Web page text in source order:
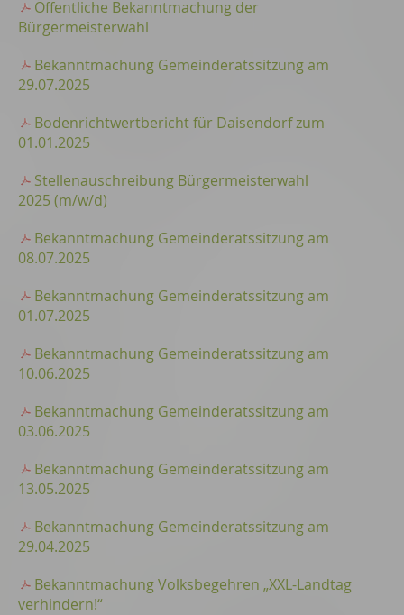
Öffentliche Bekanntmachung der
Bürgermeisterwahl
Bekanntmachung Gemeinderatssitzung am
29.07.2025
Bodenrichtwertbericht für Daisendorf zum
01.01.2025
Stellenauschreibung Bürgermeisterwahl
2025 (m/w/d)
Bekanntmachung Gemeinderatssitzung am
08.07.2025
Bekanntmachung Gemeinderatssitzung am
01.07.2025
Bekanntmachung Gemeinderatssitzung am
10.06.2025
Bekanntmachung Gemeinderatssitzung am
03.06.2025
Bekanntmachung Gemeinderatssitzung am
13.05.2025
Bekanntmachung Gemeinderatssitzung am
29.04.2025
Bekanntmachung Volksbegehren „XXL-Landtag
verhindern!“